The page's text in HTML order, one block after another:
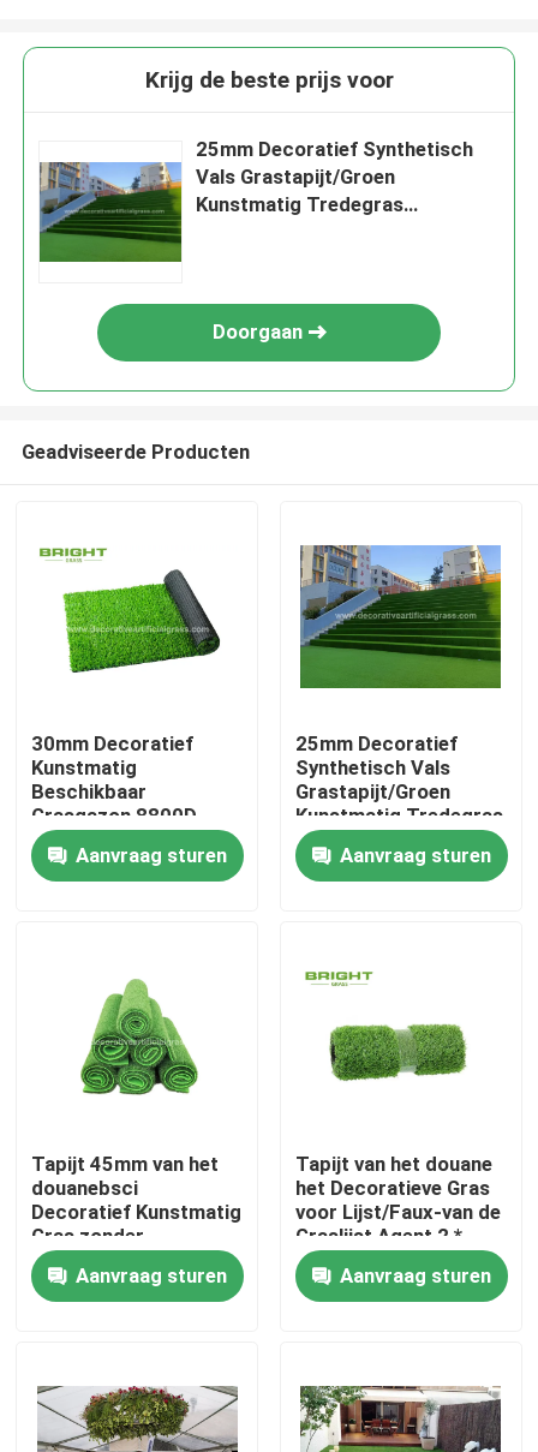
Huis
Producten
Fabrieksrondleiding
Kwaliteitscontrole
Nieuws
Gevallen
Decoratief Kunstmatig Gras
Krijg de beste prijs voor
25mm Decoratief Synthetisch
Vals Grastapijt/Groen
Kunstmatig Tredegras
Doorgaan
Geadviseerde Producten
30mm Decoratief
Kunstmatig
Beschikbaar
Grasgazon 8800D
voor Huwelijkspartij
Aanvraag sturen
25mm Decoratief
Synthetisch Vals
Grastapijt/Groen
Kunstmatig Tredegras
60*120cm
Aanvraag sturen
Tapijt 45mm van het
douanebsci
Decoratief Kunstmatig
Gras zonder
Steunende 100cm *
100cmAanvraag sturen
Tapijt van het douane
het Decoratieve Gras
voor Lijst/Faux-van de
Graslijst Agent 2 *
45m
Aanvraag sturen